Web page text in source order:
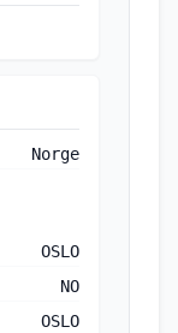
Norge
OSLO
NO
OSLO